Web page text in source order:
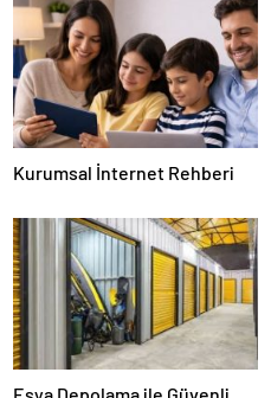
Kurumsal İnternet Rehberi